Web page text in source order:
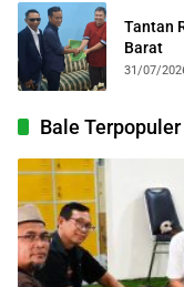
Tantan
Barat
31/07/
Bale Terpopuler